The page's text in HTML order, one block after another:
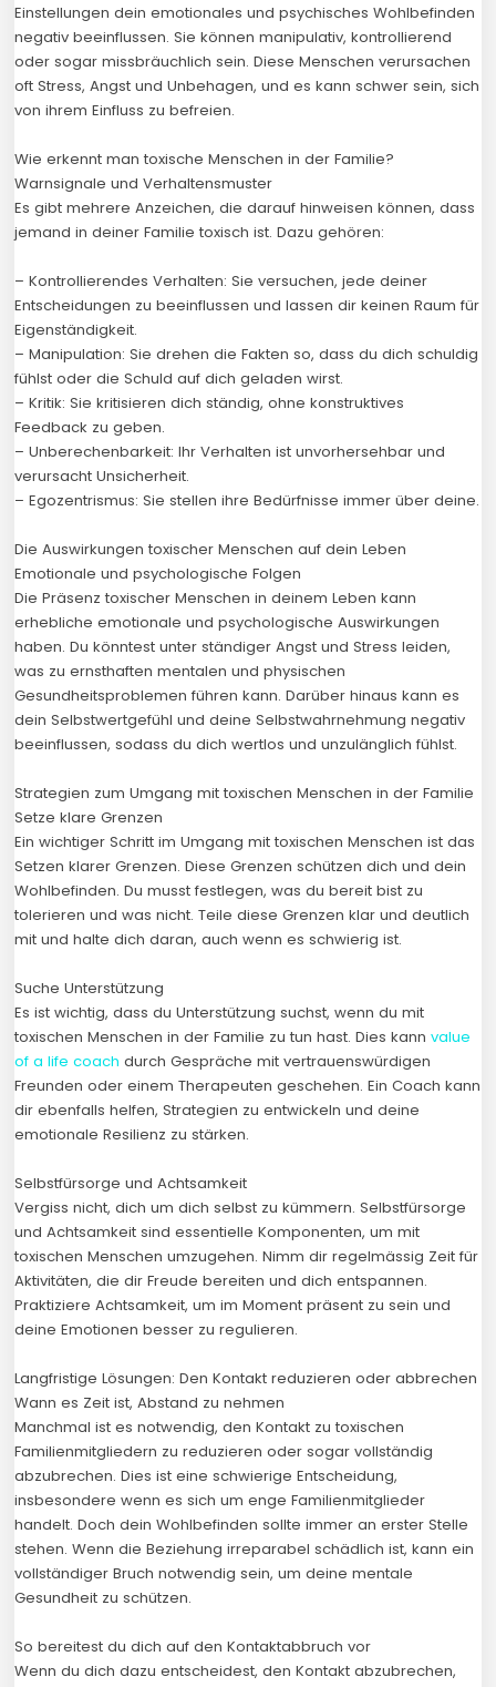
Einstellungen dein emotionales und psychisches Wohlbefinden
negativ beeinflussen. Sie können manipulativ, kontrollierend
oder sogar missbräuchlich sein. Diese Menschen verursachen
oft Stress, Angst und Unbehagen, und es kann schwer sein, sich
von ihrem Einfluss zu befreien.
Wie erkennt man toxische Menschen in der Familie?
Warnsignale und Verhaltensmuster
Es gibt mehrere Anzeichen, die darauf hinweisen können, dass
jemand in deiner Familie toxisch ist. Dazu gehören:
– Kontrollierendes Verhalten: Sie versuchen, jede deiner
Entscheidungen zu beeinflussen und lassen dir keinen Raum für
Eigenständigkeit.
– Manipulation: Sie drehen die Fakten so, dass du dich schuldig
fühlst oder die Schuld auf dich geladen wirst.
– Kritik: Sie kritisieren dich ständig, ohne konstruktives
Feedback zu geben.
– Unberechenbarkeit: Ihr Verhalten ist unvorhersehbar und
verursacht Unsicherheit.
– Egozentrismus: Sie stellen ihre Bedürfnisse immer über deine.
Die Auswirkungen toxischer Menschen auf dein Leben
Emotionale und psychologische Folgen
Die Präsenz toxischer Menschen in deinem Leben kann
erhebliche emotionale und psychologische Auswirkungen
haben. Du könntest unter ständiger Angst und Stress leiden,
was zu ernsthaften mentalen und physischen
Gesundheitsproblemen führen kann. Darüber hinaus kann es
dein Selbstwertgefühl und deine Selbstwahrnehmung negativ
beeinflussen, sodass du dich wertlos und unzulänglich fühlst.
Strategien zum Umgang mit toxischen Menschen in der Familie
Setze klare Grenzen
Ein wichtiger Schritt im Umgang mit toxischen Menschen ist das
Setzen klarer Grenzen. Diese Grenzen schützen dich und dein
Wohlbefinden. Du musst festlegen, was du bereit bist zu
tolerieren und was nicht. Teile diese Grenzen klar und deutlich
mit und halte dich daran, auch wenn es schwierig ist.
Suche Unterstützung
Es ist wichtig, dass du Unterstützung suchst, wenn du mit
toxischen Menschen in der Familie zu tun hast. Dies kannvalue
of a life coach durch Gespräche mit vertrauenswürdigen
Freunden oder einem Therapeuten geschehen. Ein Coach kann
dir ebenfalls helfen, Strategien zu entwickeln und deine
emotionale Resilienz zu stärken.
Selbstfürsorge und Achtsamkeit
Vergiss nicht, dich um dich selbst zu kümmern. Selbstfürsorge
und Achtsamkeit sind essentielle Komponenten, um mit
toxischen Menschen umzugehen. Nimm dir regelmässig Zeit für
Aktivitäten, die dir Freude bereiten und dich entspannen.
Praktiziere Achtsamkeit, um im Moment präsent zu sein und
deine Emotionen besser zu regulieren.
Langfristige Lösungen: Den Kontakt reduzieren oder abbrechen
Wann es Zeit ist, Abstand zu nehmen
Manchmal ist es notwendig, den Kontakt zu toxischen
Familienmitgliedern zu reduzieren oder sogar vollständig
abzubrechen. Dies ist eine schwierige Entscheidung,
insbesondere wenn es sich um enge Familienmitglieder
handelt. Doch dein Wohlbefinden sollte immer an erster Stelle
stehen. Wenn die Beziehung irreparabel schädlich ist, kann ein
vollständiger Bruch notwendig sein, um deine mentale
Gesundheit zu schützen.
So bereitest du dich auf den Kontaktabbruch vor
Wenn du dich dazu entscheidest, den Kontakt abzubrechen,